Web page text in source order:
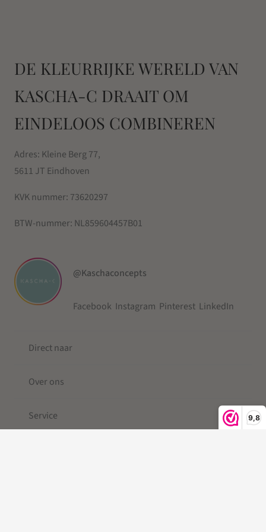
9,8
DE KLEURRIJKE WERELD VAN
KASCHA-C DRAAIT OM
EINDELOOS COMBINEREN
Adres: Kleine Berg 77,
5611 JT Eindhoven
KVK nummer: 73620297
BTW-nummer: NL859604457B01
@Kaschaconcepts
Facebook Instagram Pinterest LinkedIn
Direct naar
Over ons
Service